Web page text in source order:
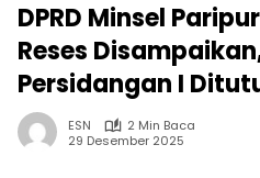
DPRD Minsel
Reses
Persidangan I
ESN
2 Min Baca
29 Desember 2025